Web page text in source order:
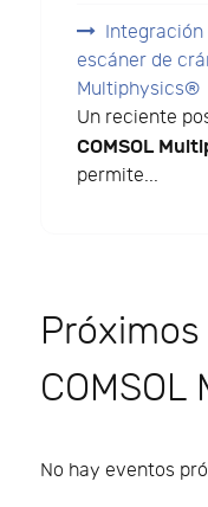
Integración
escáner de
Multiphysics®
Un reciente
COMSOL
permite...
No hay eventos